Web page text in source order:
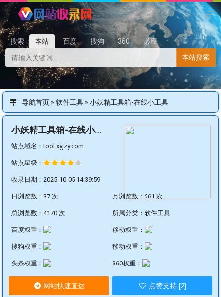
搜索 本站 百度 搜狗 360
必应
本站搜索
导航首页 » 软件工具 » 小妖精工具箱-在线小工具
小妖精工具箱-在线小工具
站点域名：tool.xyjzy.com
站点星级：
收录日期：2025-10-05 14:39:59
日浏览数：37 次 月浏览数：261 次
总浏览数：4170 次 所属分类： 软件工具
百度权重： 移动权重：
搜狗权重： 移动权重：
头条权重： 360权重：
网站快速直达 点赞支持 [2]